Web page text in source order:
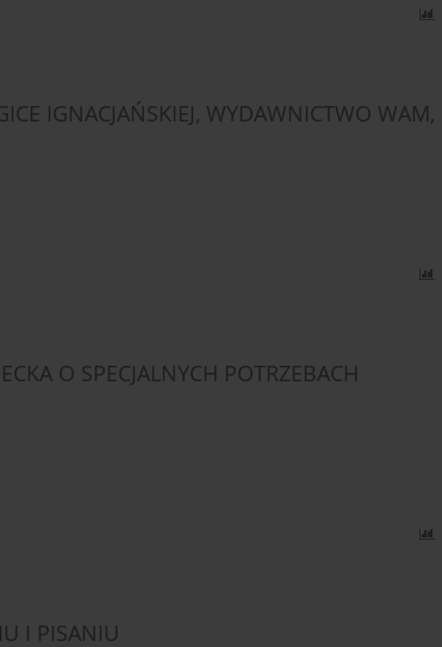
IGNACJAŃSKIEJ, WYDAWNICTWO WAM,
O SPECJALNYCH POTRZEBACH
I PISANIU